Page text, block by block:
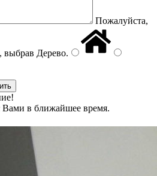
Пожалуйста,
выбрав Дерево.
в ближайшее время.